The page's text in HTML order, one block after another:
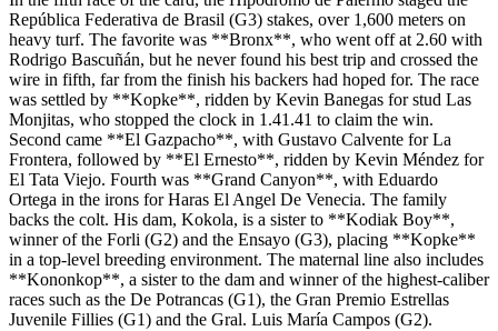
República Federativa de Brasil (G3) stakes, over 1,600 meters on
heavy turf. The favorite was **Bronx**, who went off at 2.60 with
Rodrigo Bascuñán, but he never found his best trip and crossed the
wire in fifth, far from the finish his backers had hoped for. The race
was settled by **Kopke**, ridden by Kevin Banegas for stud Las
Monjitas, who stopped the clock in 1.41.41 to claim the win.
Second came **El Gazpacho**, with Gustavo Calvente for La
Frontera, followed by **El Ernesto**, ridden by Kevin Méndez for
El Tata Viejo. Fourth was **Grand Canyon**, with Eduardo
Ortega in the irons for Haras El Angel De Venecia. The family
backs the colt. His dam, Kokola, is a sister to **Kodiak Boy**,
winner of the Forli (G2) and the Ensayo (G3), placing **Kopke**
in a top-level breeding environment. The maternal line also includes
**Kononkop**, a sister to the dam and winner of the highest-caliber
races such as the De Potrancas (G1), the Gran Premio Estrellas
Juvenile Fillies (G1) and the Gral. Luis María Campos (G2).